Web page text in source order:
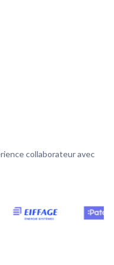
collaborateur avec